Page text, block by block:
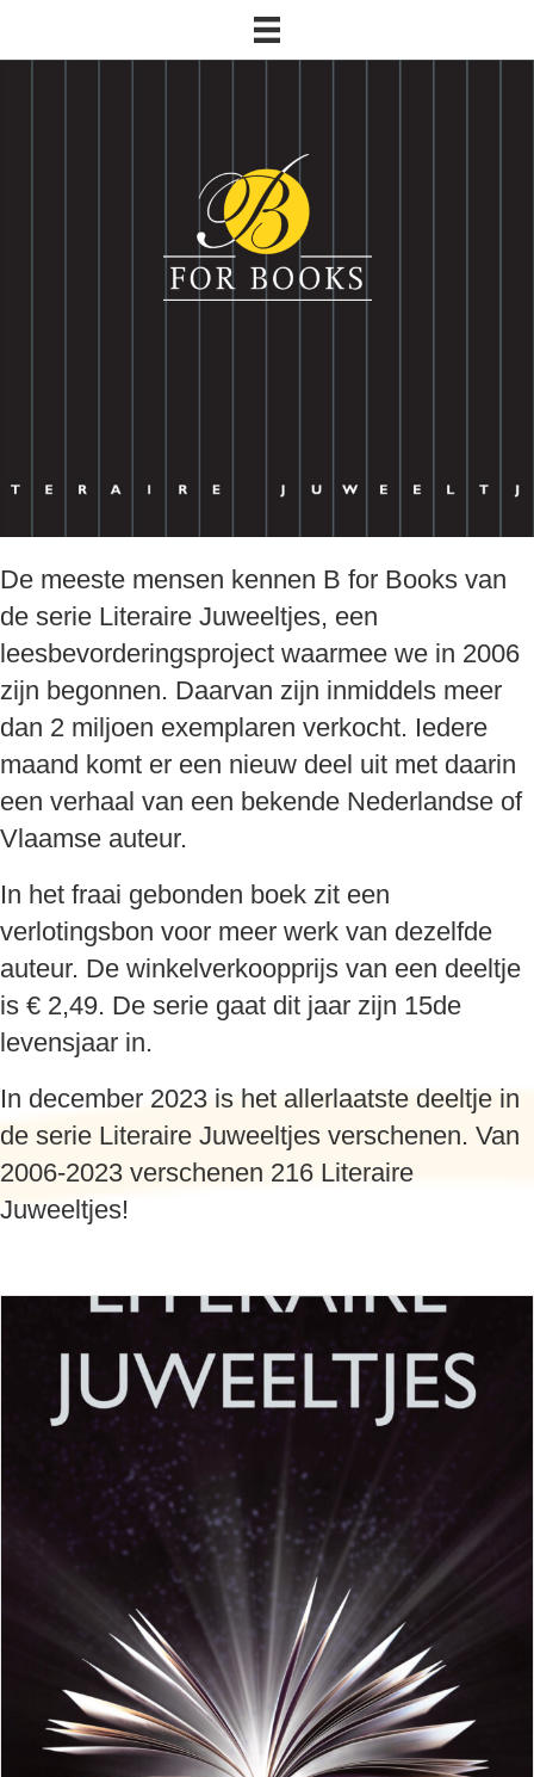
De meeste mensen kennen B for Books van
de serie Literaire Juweeltjes, een
leesbevorderingsproject waarmee we in 2006
zijn begonnen. Daarvan zijn inmiddels meer
dan 2 miljoen exemplaren verkocht. Iedere
maand komt er een nieuw deel uit met daarin
een verhaal van een bekende Nederlandse of
Vlaamse auteur.
In het fraai gebonden boek zit een
verlotingsbon voor meer werk van dezelfde
auteur. De winkelverkoopprijs van een deeltje
is € 2,49. De serie gaat dit jaar zijn 15de
levensjaar in.
In december 2023 is het allerlaatste deeltje in
de serie Literaire Juweeltjes verschenen. Van
2006-2023 verschenen 216 Literaire
Juweeltjes!